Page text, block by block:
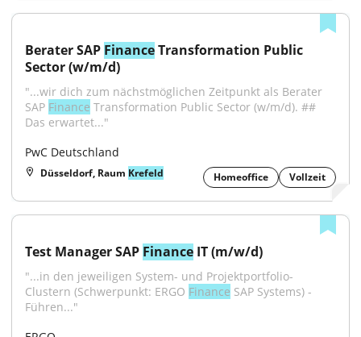
Berater SAP Finance Transformation Public
Sector (w/m/d)
"...wir dich zum nächstmöglichen Zeitpunkt als Berater
SAP Finance Transformation Public Sector (w/m/d). ##
Das erwartet..."
PwC Deutschland
Düsseldorf, Raum Krefeld Homeoffice Vollzeit
Test Manager SAP Finance IT (m/w/d)
"...in den jeweiligen System- und Projektportfolio-
Clustern (Schwerpunkt: ERGO Finance SAP Systems) -
Führen..."